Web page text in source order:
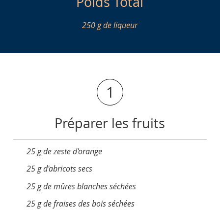
250 g de liqueur
1
Préparer les fruits
25 g de zeste d'orange
25 g d'abricots secs
25 g de mûres blanches séchées
25 g de fraises des bois séchées